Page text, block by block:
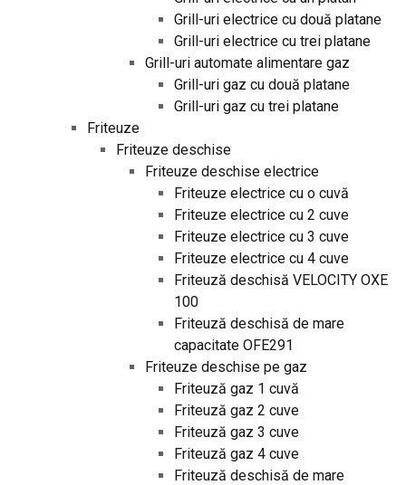
Grill-uri electrice cu două platane
Grill-uri electrice cu trei platane
Grill-uri automate alimentare gaz
Grill-uri gaz cu două platane
Grill-uri gaz cu trei platane
Friteuze
Friteuze deschise
Friteuze deschise electrice
Friteuze electrice cu o cuvă
Friteuze electrice cu 2 cuve
Friteuze electrice cu 3 cuve
Friteuze electrice cu 4 cuve
Friteuză deschisă VELOCITY OXE
100
Friteuză deschisă de mare
capacitate OFE291
Friteuze deschise pe gaz
Friteuză gaz 1 cuvă
Friteuză gaz 2 cuve
Friteuză gaz 3 cuve
Friteuză gaz 4 cuve
Friteuză deschisă de mare